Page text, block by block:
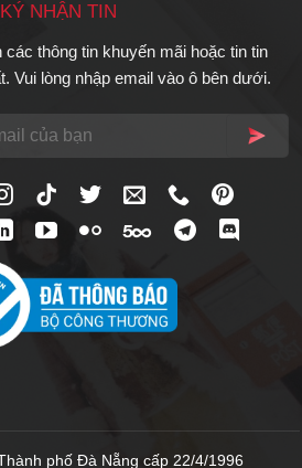
NHẬN TIN
các thông tin khuyến mãi hoặc tin tin
Vui lòng nhập email vào ô bên dưới.
phố Đà Nẵng cấp 22/4/1996